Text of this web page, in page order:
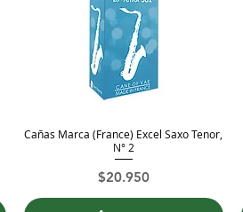
Vista rápida
Cañas Marca (France) Excel Saxo Tenor,
N° 2
Precio
$20.950